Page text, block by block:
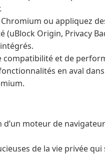
ou appliquez
Origin, Privacy
compatibilité et de
en aval
moteur de
de la vie privée